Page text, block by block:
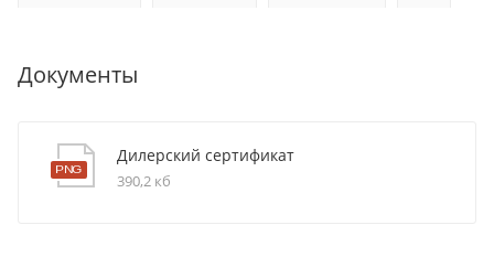
Документы
Дилерский сертификат
390,2 кб